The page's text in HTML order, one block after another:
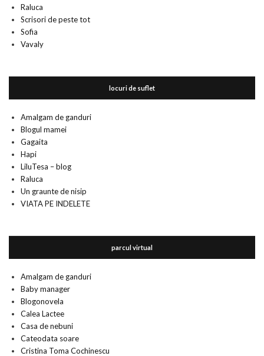
Raluca
Scrisori de peste tot
Sofia
Vavaly
locuri de suflet
Amalgam de ganduri
Blogul mamei
Gagaita
Hapi
LiluTesa – blog
Raluca
Un graunte de nisip
VIATA PE INDELETE
parcul virtual
Amalgam de ganduri
Baby manager
Blogonovela
Calea Lactee
Casa de nebuni
Cateodata soare
Cristina Toma Cochinescu